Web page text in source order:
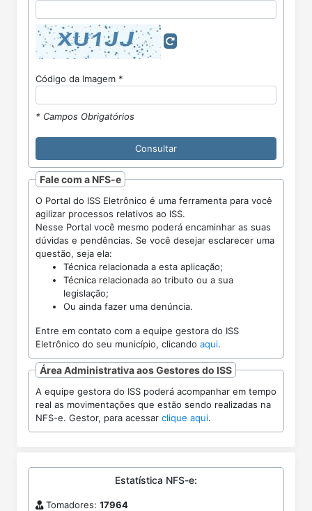
Código da Imagem *
* Campos Obrigatórios
Fale com a NFS-e
O Portal do ISS Eletrônico é uma ferramenta para você
agilizar processos relativos ao ISS.
Nesse Portal você mesmo poderá encaminhar as suas
dúvidas e pendências. Se você desejar esclarecer uma
questão, seja ela:
Técnica relacionada a esta aplicação;
Técnica relacionada ao tributo ou a sua
legislação;
Ou ainda fazer uma denúncia.
Entre em contato com a equipe gestora do ISS
Eletrônico do seu município, clicando aqui.
Área Administrativa aos Gestores do ISS
A equipe gestora do ISS poderá acompanhar em tempo
real as movimentações que estão sendo realizadas na
NFS-e. Gestor, para acessar clique aqui.
Estatística NFS-e:
Tomadores: 17964